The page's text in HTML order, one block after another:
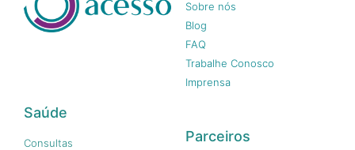
Sobre nós
Blog
FAQ
Trabalhe Conosco
Imprensa
Saúde
Consultas
Parceiros